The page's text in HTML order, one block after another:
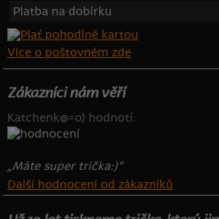
Platba na dobírku
Více o poštovném zde
Zákazníci nám věří
Katchenk@=o) hodnotí:
„Máte super trička:)“
Další hodnocení od zákazníků